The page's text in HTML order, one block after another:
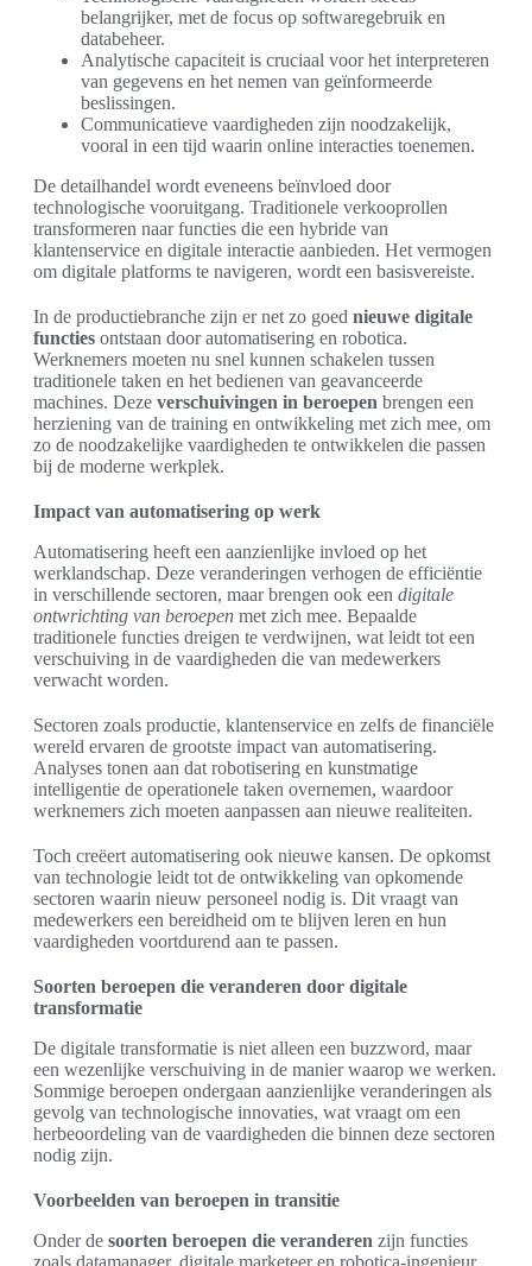
belangrijker, met de focus op softwaregebruik en
databeheer.
Analytische capaciteit is cruciaal voor het interpreteren
van gegevens en het nemen van geïnformeerde
beslissingen.
Communicatieve vaardigheden zijn noodzakelijk,
vooral in een tijd waarin online interacties toenemen.
De detailhandel wordt eveneens beïnvloed door
technologische vooruitgang. Traditionele verkooprollen
transformeren naar functies die een hybride van
klantenservice en digitale interactie aanbieden. Het vermogen
om digitale platforms te navigeren, wordt een basisvereiste.
In de productiebranche zijn er net zo goed nieuwe digitale
functies ontstaan door automatisering en robotica.
Werknemers moeten nu snel kunnen schakelen tussen
traditionele taken en het bedienen van geavanceerde
machines. Deze verschuivingen in beroepen brengen een
herziening van de training en ontwikkeling met zich mee, om
zo de noodzakelijke vaardigheden te ontwikkelen die passen
bij de moderne werkplek.
Impact van automatisering op werk
Automatisering heeft een aanzienlijke invloed op het
werklandschap. Deze veranderingen verhogen de efficiëntie
in verschillende sectoren, maar brengen ook een digitale
ontwrichting van beroepen met zich mee. Bepaalde
traditionele functies dreigen te verdwijnen, wat leidt tot een
verschuiving in de vaardigheden die van medewerkers
verwacht worden.
Sectoren zoals productie, klantenservice en zelfs de financiële
wereld ervaren de grootste impact van automatisering.
Analyses tonen aan dat robotisering en kunstmatige
intelligentie de operationele taken overnemen, waardoor
werknemers zich moeten aanpassen aan nieuwe realiteiten.
Toch creëert automatisering ook nieuwe kansen. De opkomst
van technologie leidt tot de ontwikkeling van opkomende
sectoren waarin nieuw personeel nodig is. Dit vraagt van
medewerkers een bereidheid om te blijven leren en hun
vaardigheden voortdurend aan te passen.
Soorten beroepen die veranderen door digitale
transformatie
De digitale transformatie is niet alleen een buzzword, maar
een wezenlijke verschuiving in de manier waarop we werken.
Sommige beroepen ondergaan aanzienlijke veranderingen als
gevolg van technologische innovaties, wat vraagt om een
herbeoordeling van de vaardigheden die binnen deze sectoren
nodig zijn.
Voorbeelden van beroepen in transitie
Onder de soorten beroepen die veranderen zijn functies
zoals datamanager, digitale marketeer en robotica-ingenieur